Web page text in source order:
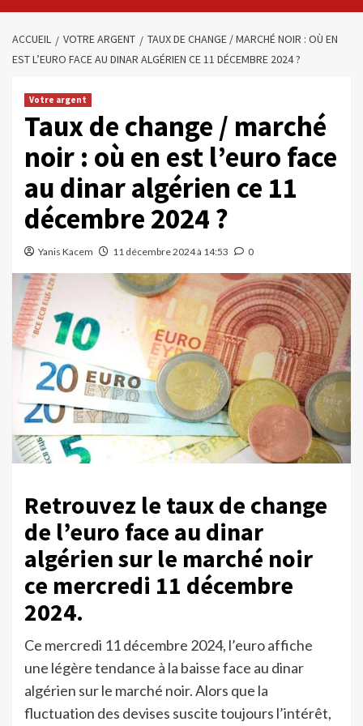
ACCUEIL VOTRE ARGENT
TAUX DE CHANGE / MARCHÉ NOIR : OÙ EN
EST L’EURO FACE AU DINAR ALGÉRIEN CE 11 DÉCEMBRE 2024 ?
Votre argent
Taux de change / marché
noir : où en est l’euro face
au dinar algérien ce 11
décembre 2024 ?
Yanis Kacem 11 décembre 2024 à 14:53 0
Retrouvez le taux de change
de l’euro face au dinar
algérien sur le marché noir
ce mercredi 11 décembre
2024.
Ce mercredi 11 décembre 2024, l’euro affiche
une légère tendance à la baisse face au dinar
algérien sur le marché noir. Alors que la
fluctuation des devises suscite toujours l’intérêt,